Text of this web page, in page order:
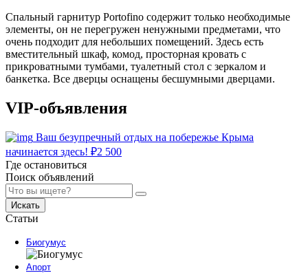
Спальный гарнитур Portofino содержит только необходимые
элементы, он не перегружен ненужными предметами, что
очень подходит для небольших помещений. Здесь есть
вместительный шкаф, комод, просторная кровать с
прикроватными тумбами, туалетный стол с зеркалом и
банкетка. Все дверцы оснащены бесшумными дверцами.
VIP-объявления
Ваш безупречный отдых на побережье Крыма
начинается здесь! ₽2 500
Где остановиться
Поиск объявлений
Искать
Статьи
Биогумус
Апорт